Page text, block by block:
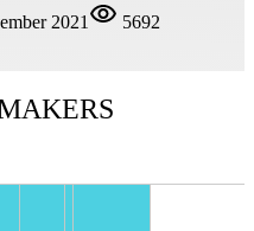
2021 5692